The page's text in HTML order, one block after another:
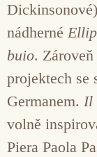
nádherné
buio.
projektech se
Germanem. Il
volně
Piera Paola